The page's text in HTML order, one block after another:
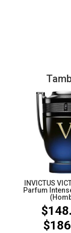
INVICTUS
Parfum
$
$